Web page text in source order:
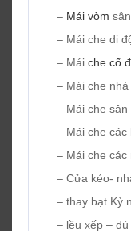
– Mái vòm
– Mái che di
– Mái che cố
– Mái che
– Mái che
– Mái che các
– Mái che các
– Cửa kéo-
– thay bạt Kỷ
– lều xếp – dù